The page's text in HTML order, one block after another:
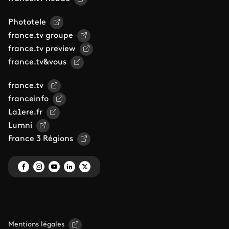
Phototele
france.tv groupe
france.tv preview
france.tv&vous
france.tv
franceinfo
La1ere.fr
Lumni
France 3 Régions
Mentions légales